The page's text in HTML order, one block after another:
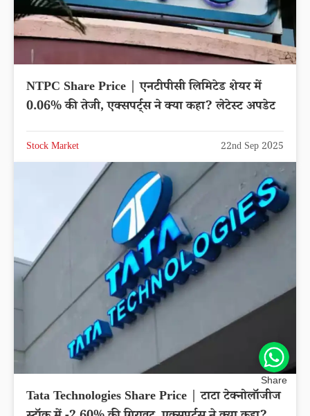
NTPC Share Price | एनटीपीसी लिमिटेड शेयर में
0.06% की तेजी, एक्सपर्ट्स ने क्या कहा? लेटेस्ट अपडेट
Stock Market 22nd Sep 2025
Tata Technologies Share Price | टाटा टेक्नोलॉजीज
Share